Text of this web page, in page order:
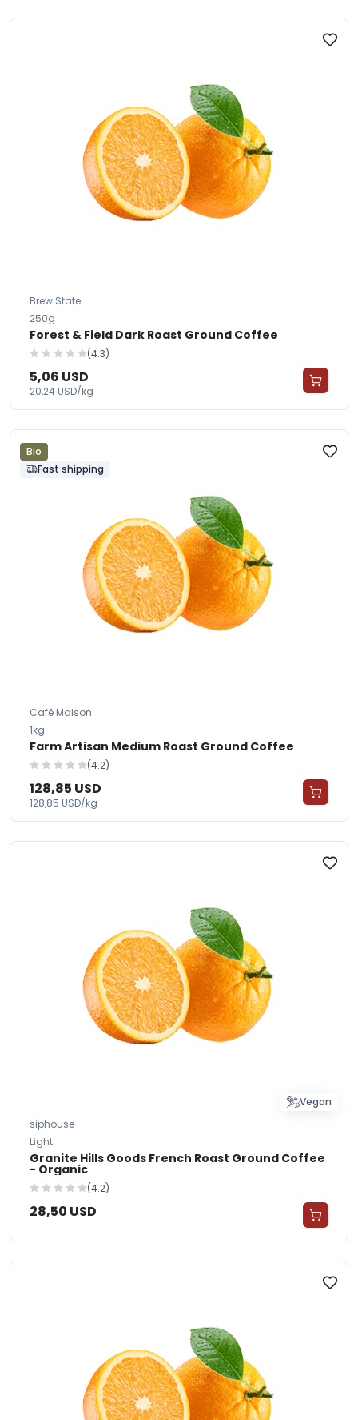
Brew State
250g
Forest & Field Dark Roast Ground Coffee
(4.3)
5,06 USD
20,24 USD/kg
Bio
Fast shipping
Café Maison
1kg
Farm Artisan Medium Roast Ground Coffee
(4.2)
128,85 USD
128,85 USD/kg
Vegan
siphouse
Light
Granite Hills Goods French Roast Ground Coffee
- Organic
(4.2)
28,50 USD